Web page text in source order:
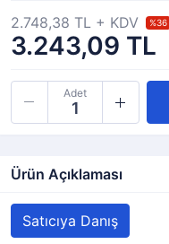
3.243,09 TL
2.748,38 TL + KDV %36
Adet
Ürün Açıklaması
Satıcıya Danış